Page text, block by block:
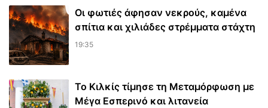
Οι φωτιές άφησαν νεκρούς, καμένα
σπίτια και χιλιάδες στρέμματα στάχτη
19:35
Το Κιλκίς τίμησε τη Μεταμόρφωση με
Μέγα Εσπερινό και λιτανεία